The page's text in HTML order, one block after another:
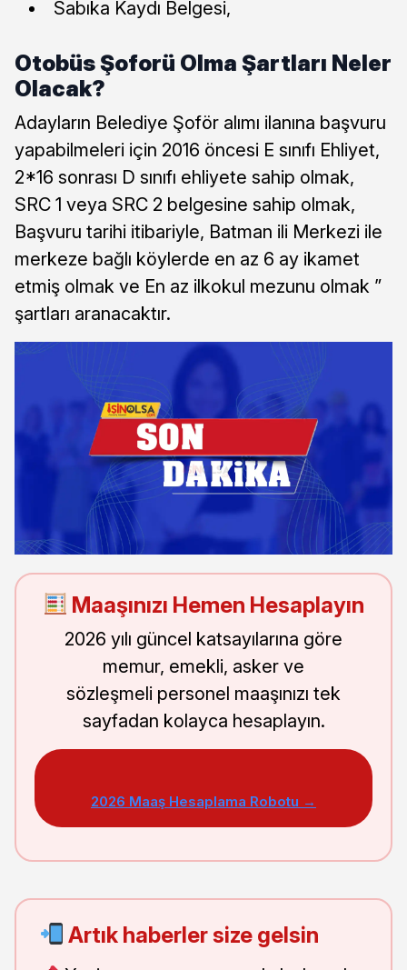
Sabıka Kaydı Belgesi,
Otobüs Şoforü Olma Şartları Neler
Olacak?
Adayların Belediye Şoför alımı ilanına başvuru
yapabilmeleri için 2016 öncesi E sınıfı Ehliyet,
2*16 sonrası D sınıfı ehliyete sahip olmak,
SRC 1 veya SRC 2 belgesine sahip olmak,
Başvuru tarihi itibariyle, Batman ili Merkezi ile
merkeze bağlı köylerde en az 6 ay ikamet
etmiş olmak ve En az ilkokul mezunu olmak ”
şartları aranacaktır.
Maaşınızı Hemen Hesaplayın
2026 yılı güncel katsayılarına göre
memur, emekli, asker ve
sözleşmeli personel maaşınızı tek
sayfadan kolayca hesaplayın.
2026 Maaş Hesaplama Robotu →
Artık haberler size gelsin